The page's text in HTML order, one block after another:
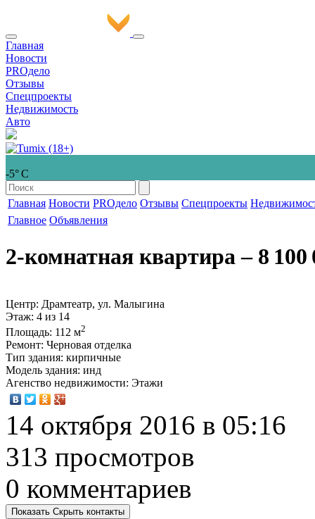
Главная
Новости
PROдело
Отзывы
Спецпроекты
Недвижимость
Авто
-5° С
Главная Новости PROдело Отзывы Спецпроекты
Главное Объявления
2-комнатная квартира‒ 8 100
Центр: Драмтеатр, ул. Малыгина
Этаж: 4 из 14
Площадь: 112 м2
Ремонт: Черновая отделка
Тип здания: кирпичные
Модель здания: инд
Агенство недвижимости: Этажи
14 октября 2016 в 05:16
313 просмотров
0 комментариев
Показать Скрыть контакты